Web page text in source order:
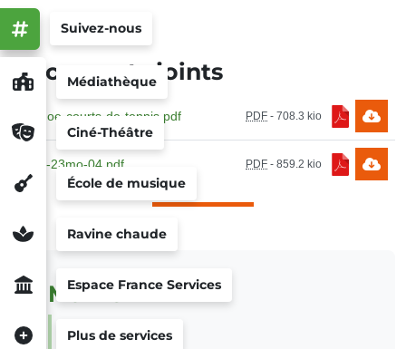
Médiathèque
Ciné-Théâtre
École de musique
Ravine chaude
Espace France Services
Plus de services
Suivez-nous
Documents joints
rc_moe-courts-de-tennis.pdf PDF - 708.3 kio
aapc-23mo-04.pdf PDF - 859.2 kio
Mairie
Le maire